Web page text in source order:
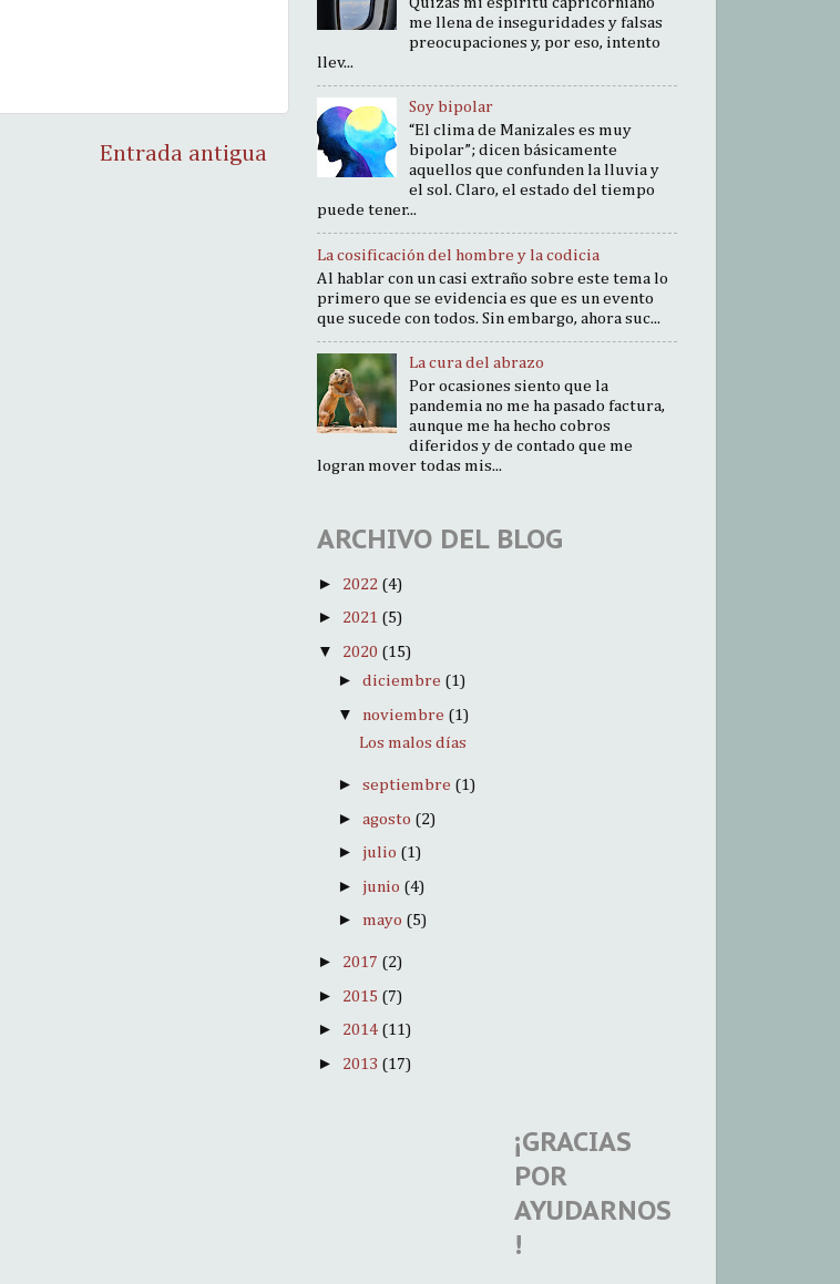
Entrada antigua
me llena de inseguridades y falsas
preocupaciones y, por eso, intento
llev...
Soy bipolar
“El clima de Manizales es muy
bipolar”; dicen básicamente
aquellos que confunden la lluvia y
el sol. Claro, el estado del tiempo
puede tener...
La cosificación del hombre y la codicia
Al hablar con un casi extraño sobre este tema lo
primero que se evidencia es que es un evento
que sucede con todos. Sin embargo, ahora suc...
La cura del abrazo
Por ocasiones siento que la
pandemia no me ha pasado factura,
aunque me ha hecho cobros
diferidos y de contado que me
logran mover todas mis...
ARCHIVO DEL BLOG
► 2022 (4)
► 2021 (5)
▼ 2020 (15)
►diciembre (1)
▼ noviembre (1)
Los malos días
►septiembre (1)
►agosto (2)
► julio (1)
► junio (4)
► mayo (5)
► 2017 (2)
► 2015 (7)
► 2014 (11)
► 2013 (17)
¡GRACIAS
POR
AYUDARNOS
!